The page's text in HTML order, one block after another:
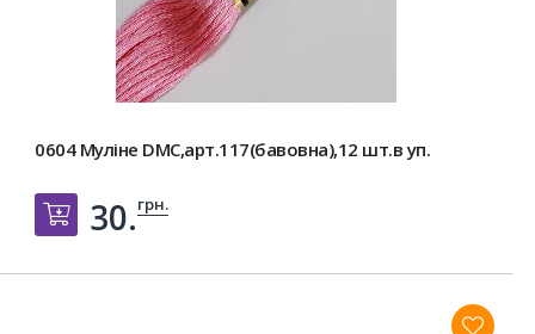
0604 Муліне DMC,арт.117(бавовна),12 шт.в уп.
Добавить в корзину
30.грн.